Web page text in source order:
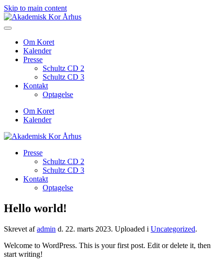
Skip to main content
Om Koret
Kalender
Presse
Schultz CD 2
Schultz CD 3
Kontakt
Optagelse
Om Koret
Kalender
Presse
Schultz CD 2
Schultz CD 3
Kontakt
Optagelse
Hello world!
Skrevet afadmin d. 22. marts 2023. Uploaded i Uncategorized.
Welcome to WordPress. This is your first post. Edit or delete it, then
start writing!